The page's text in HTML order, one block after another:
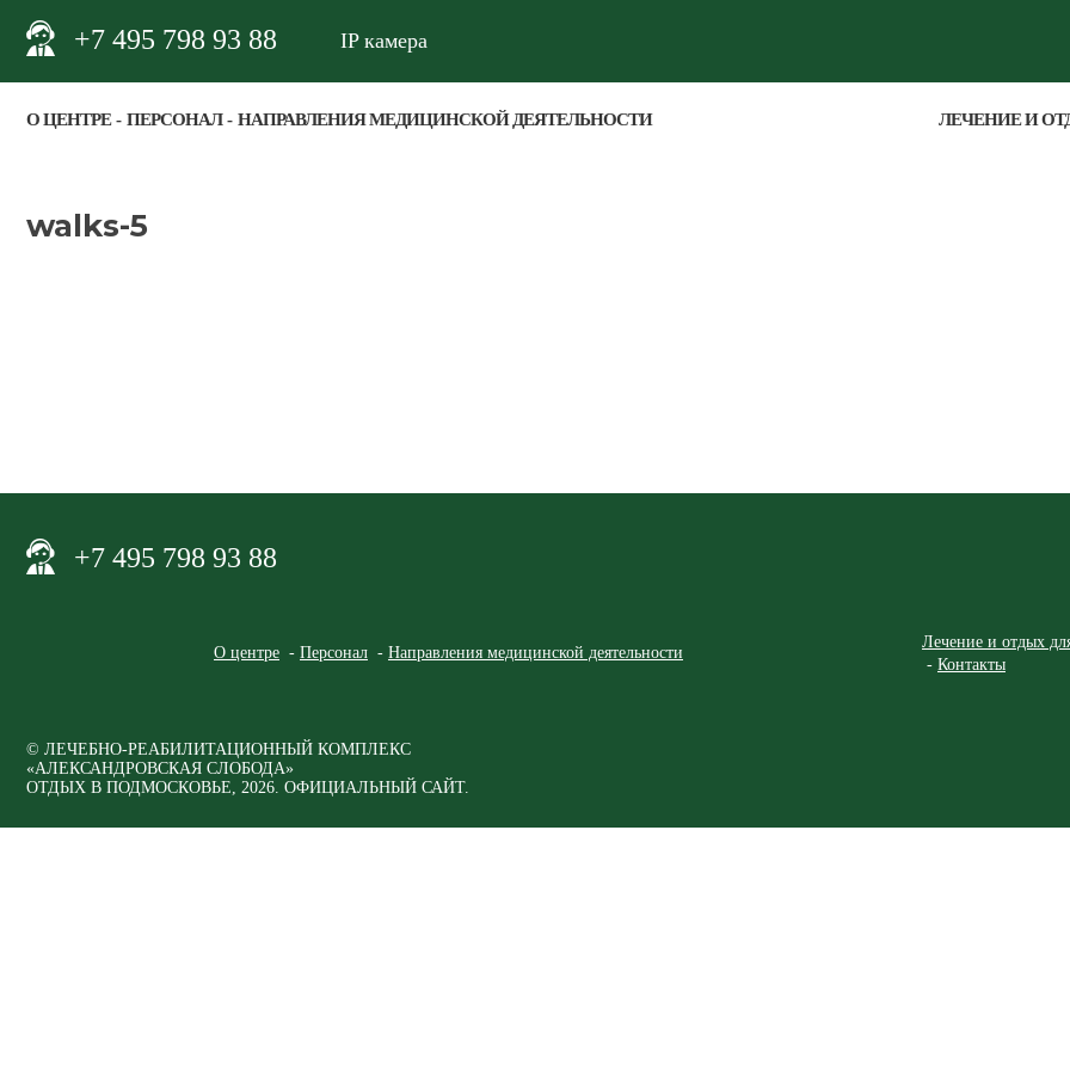
+7 495 798 93 88 IP камера
О ЦЕНТРЕ ПЕРСОНАЛ НАПРАВЛЕНИЯ МЕДИЦИНСКОЙ ДЕЯТЕЛЬНОСТИ ЛЕЧЕНИЕ И
walks-5
+7 495 798 93 88
О центре Персонал Направления медицинской деятельности
Лечение и отдых
Контакты
© ЛЕЧЕБНО-РЕАБИЛИТАЦИОННЫЙ КОМПЛЕКС
«АЛЕКСАНДРОВСКАЯ СЛОБОДА»
ОТДЫХ В ПОДМОСКОВЬЕ, 2026. ОФИЦИАЛЬНЫЙ САЙТ.